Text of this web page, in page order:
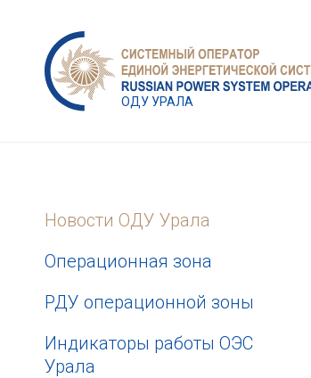
ОДУ УРАЛА
Новости ОДУ Урала
Операционная зона
РДУ операционной зоны
Индикаторы работы ОЭС
Урала